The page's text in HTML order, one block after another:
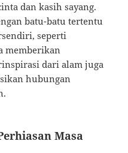
dan kasih sayang.
batu-batu tertentu
seperti
memberikan
dari alam juga
hubungan
Masa